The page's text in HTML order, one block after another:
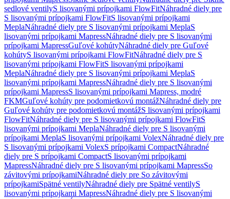
sedlové ventilyS lisovanými prípojkami FlowFitNáhradné diely pre
S lisovanými prípojkami FlowFitS lisovanými prípojkami
MeplaNáhradné diely pre S lisovanými prípojkami MeplaS
lisovanými prípojkami MapressNáhradné diely pre S lisovanými
prípojkami MapressGuľové kohútyNáhradné diely pre Guľové
kohútyS lisovanými prípojkami FlowFitNáhradné diely pre S
lisovanými prípojkami FlowFitS lisovanými prípojkami
MeplaNáhradné diely pre S lisovanými prípojkami MeplaS
lisovanými prípojkami MapressNáhradné diely pre S lisovanými
prípojkami MapressS lisovanými prípojkami Mapress, modré
FKMGuľové kohúty pre podomietkovú montážNáhradné diely pre
Guľové kohúty pre podomietkovú montážS lisovanými prípojkami
FlowFitNáhradné diely pre S lisovanými prípojkami FlowFitS
lisovanými prípojkami MeplaNáhradné diely pre S lisovanými
prípojkami MeplaS lisovanými prípojkami VolexNáhradné diely pre
S lisovanými prípojkami VolexS prípojkami CompactNáhradné
diely pre S prípojkami CompactS lisovanými prípojkami
MapressNáhradné diely pre S lisovanými prípojkami MapressSo
závitovými prípojkamiNáhradné diely pre So závitovými
prípojkamiSpätné ventilyNáhradné diely pre Spätné ventilyS
lisovanými prípojkami MapressNáhradné diely pre S lisovanými